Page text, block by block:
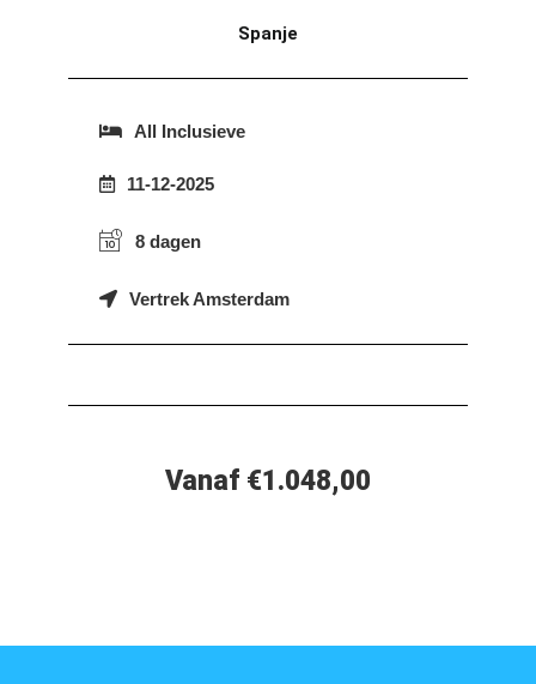
Spanje
All Inclusieve
11-12-2025
8 dagen
Vertrek Amsterdam
Vanaf €1.048,00